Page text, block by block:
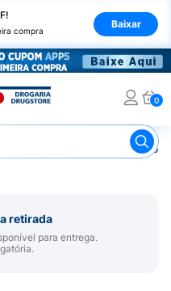
compra
Baixar
0
para Sistema Nervoso
retirada
para entrega.